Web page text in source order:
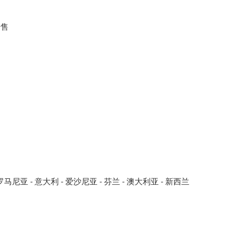
尼亚 - 意大利 - 爱沙尼亚 - 芬兰 - 澳大利亚 - 新西兰